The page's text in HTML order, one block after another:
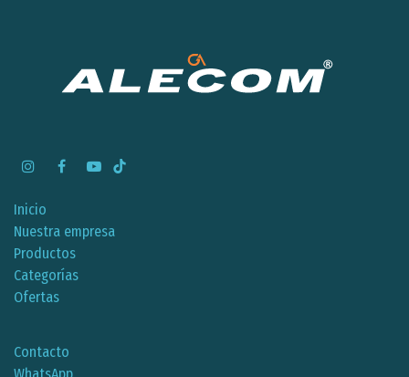
Inicio
Nuestra empresa
Productos
Categorías
Ofertas
Contacto